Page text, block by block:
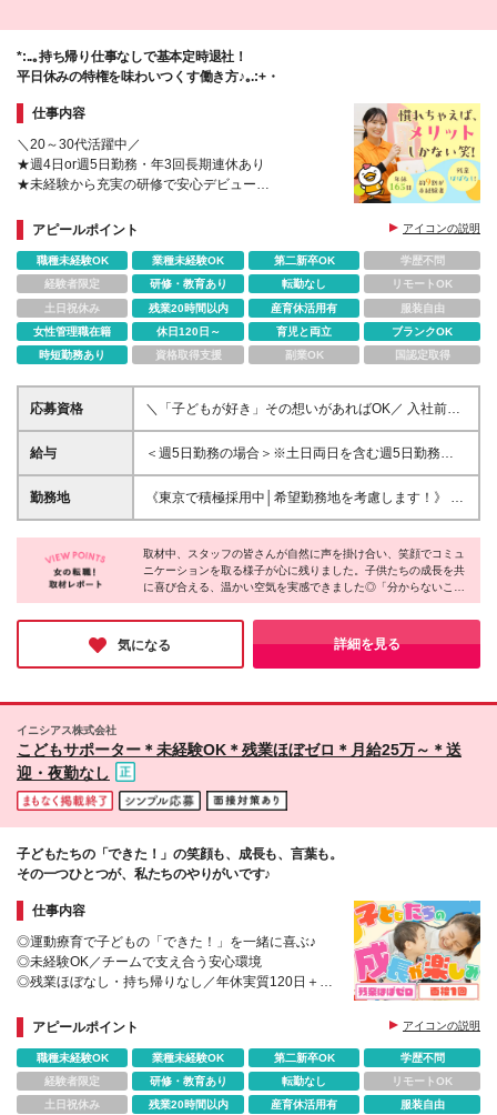
やりがいある環境です。
*:..｡持ち帰り仕事なしで基本定時退社！
平日休みの特権を味わいつくす働き方♪｡.:+・
仕事内容
＼20～30代活躍中／
★週4日or週5日勤務・年3回長期連休あり
★未経験から充実の研修で安心デビュー
★残業ほぼなし・持ち帰り仕事なし！
★正当評価⇒給与・キャリアUP
アピールポイント アイコンの説明
職種未経験OK 業種未経験OK 第二新卒OK
学歴不問
経験者限定
研修・教育あり 転勤なし
リモートOK
土日祝休み
残業20時間以内 産育休活用有
服装自由
女性管理職在籍
休日120日～ 育児と両立
ブランクOK
時短勤務あり
資格取得支援 副業OK 国認定取得
応募資格
＼「子どもが好き」その想いがあればOK／ 入社前に
特別な経験やスキルは一切不要です。「幼児教育に携
わりたい」という温かい気持ちがあれば、当社が責任
がら、じっくりと成長していきましょう！ 【未経
験、フリーターの方、ブランクあり歓迎◎】 ●高卒以
に関わる仕事の楽しさはそのままに、働き方を変えて
いきたい ●接客業の経験を活かして、子どもと関わる
新しい仕事を始めてみたい ●安定した環境で、教育と
業で生活リズムが改善 ●元アパレル販売→接客スキル
を活かして教育業界へ ●子育て経験のみ→ブランクが
給与
＜週5日勤務の場合＞※土日両日を含む週5日勤務
【関東】月給25万円～＋賞与（業績による）＋残業手
当 【関西】月給24万円～＋賞与（業績による）＋残
残業手当 【関西】月給20万円～＋賞与（業績によ
る）＋残業手当 ※上記は一律手当月5万円（土曜手
当・日曜手当・講師手当）を含みます。 ※経験・スキ
残業代は別途全額支給いたします ★非常勤講師も同
時募集中 ※給与は【関東】時給1230円～【関西】時
給1060円～となります。 （土日いずれかを含む週3日
日々の頑張りを給与にしっかり還元します★】 社内
し、給与やキャリアへ反映している当社。「頑張って
も評価されない」「週4勤務だと昇給しづらい？」と
やりがいある環境です。
勤務地
《東京で積極採用中│希望勤務地を考慮します！》 ★
横浜の新教室でのオープニングスタッフも募集予定で
す！ 東京・埼玉・神奈川・千葉・兵庫・奈良・京
都・大阪にある 下記いずれかの『七田式教室』にて
ご勤務いただきます。 ★駅チカ教室ばかりで通いや
すい！ ほとんどの教室が駅から徒歩1～8分圏内。 通
勤ストレスを軽減できます。 ★各教室での面接も可
能です お近くの教室で面接できるので、雰囲気を事
取材中、スタッフの皆さんが自然に声を掛け合い、笑顔でコミュ
ニケーションを取る様子が心に残りました。子供たちの成長を共
に喜び合える、温かい空気を実感できました◎「分からないこと
はすぐ聞ける」というスタッフの方からの言葉通り、未経験の方
も安心できる雰囲気と互いを尊重し支え合う関係性が、長く働け
る環境を作っているそう。お子様が好きで、チームワークを大切
にしながら働きたい方におすすめしたい職場です♪
気になる 詳細を見る
イニシアス株式会社
こどもサポーター＊未経験OK＊残業ほぼゼロ＊月給25万～＊送
迎・夜勤なし
子どもたちの「できた！」の笑顔も、成長も、言葉も。
その一つひとつが、私たちのやりがいです♪
仕事内容
◎運動療育で子どもの「できた！」を一緒に喜ぶ♪
◎未経験OK／チームで支え合う安心環境
◎残業ほぼなし・持ち帰りなし／年休実質120日＋特
◎副業OK！無理なく長く働ける職場
アピールポイント アイコンの説明
職種未経験OK 業種未経験OK 第二新卒OK
学歴不問
経験者限定
研修・教育あり 転勤なし
リモートOK
土日祝休み
残業20時間以内 産育休活用有 服装自由